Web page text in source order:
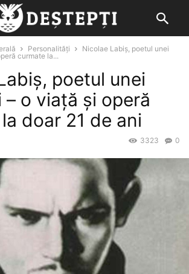
Personalități
Nicolae Labiș, poetul unei
curmate la...
poetul unei
o viață și operă
doar 21 de ani
0
3323